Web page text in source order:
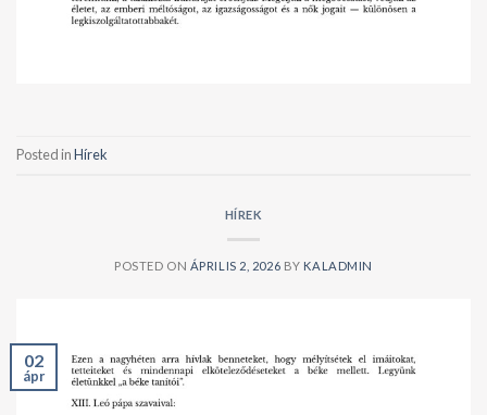
Posted inHírek
HÍREK
POSTED ON ÁPRILIS 2, 2026 BY KALADMIN
02
ápr